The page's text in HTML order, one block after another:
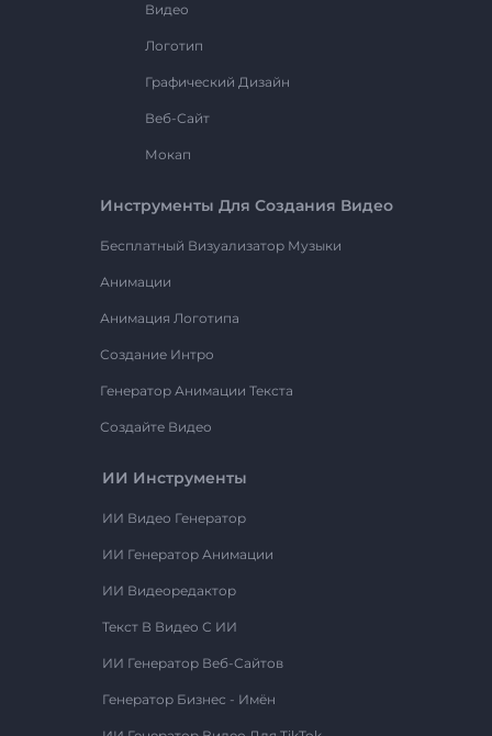
Видео
Логотип
Графический Дизайн
Веб-Сайт
Мокап
Инструменты Для Создания Видео
Бесплатный Визуализатор Музыки
Анимации
Анимация Логотипа
Создание Интро
Генератор Анимации Текста
Создайте Видео
ИИ Инструменты
ИИ Видео Генератор
ИИ Генератор Анимации
ИИ Видеоредактор
Текст В Видео С ИИ
ИИ Генератор Веб-Сайтов
Генератор Бизнес - Имён